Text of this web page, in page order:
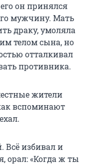
он принялся
мужчину. Мать
драку, умоляла
телом сына, но
отталкивал
противника.
жители
вспоминают
Всё избивал и
орал: «Когда ж ты